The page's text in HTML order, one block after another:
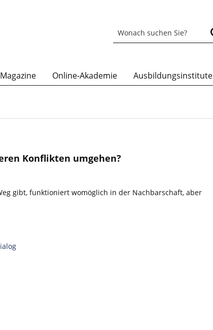
Online-Akademie Ausbildungsinstitute
Konflikten umgehen?
gibt, funktioniert womöglich in der Nachbarschaft, aber